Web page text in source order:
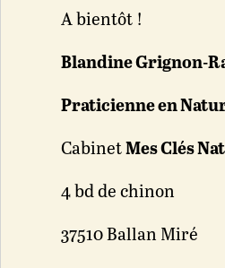
A bientôt !
Blandine Grignon-
Praticienne en
CabinetMes Clés
4 bd de chinon
37510 Ballan Miré